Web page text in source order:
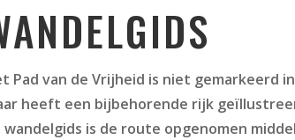
Pad van de Vrijheid is niet gemarkeerd
heeft een bijbehorende rijk
wandelgids is de route opgenomen